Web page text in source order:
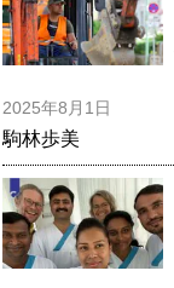
2025年8月1日
駒林歩美